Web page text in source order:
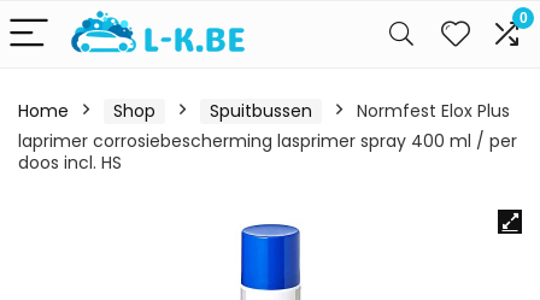
0
Home Shop Spuitbussen
Normfest Elox Plus
laprimer corrosiebescherming lasprimer spray 400 ml / per
doos incl. HS